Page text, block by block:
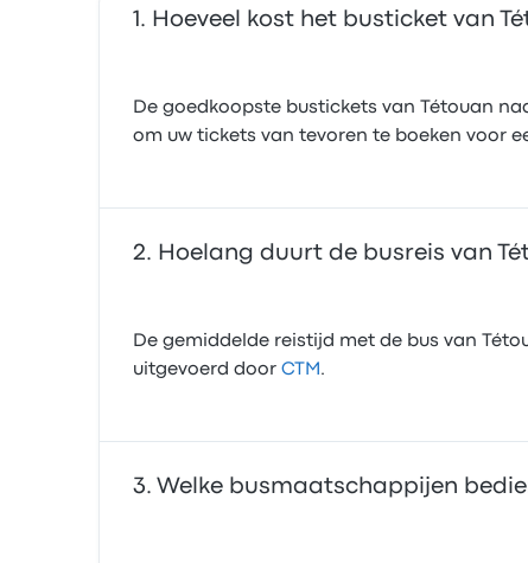
Hoeveel kost het busticket van
De goedkoopste bustickets van Tétouan
om uw tickets van tevoren te boeken voor
Hoelang duurt de busreis van
De gemiddelde reistijd met de bus van
uitgevoerd door CTM .
Welke busmaatschappijen